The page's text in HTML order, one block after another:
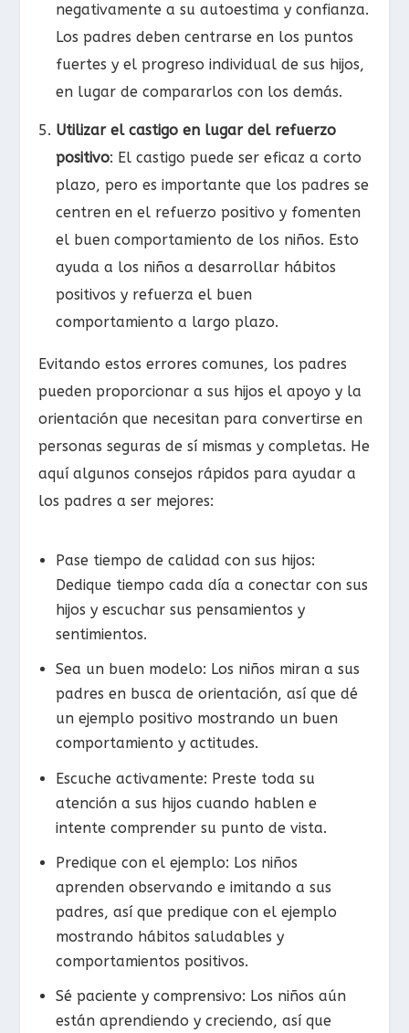
negativamente a su autoestima y confianza.
Los padres deben centrarse en los puntos
fuertes y el progreso individual de sus hijos,
en lugar de compararlos con los demás.
Utilizar el castigo en lugar del refuerzo
positivo: El castigo puede ser eficaz a corto
plazo, pero es importante que los padres se
centren en el refuerzo positivo y fomenten
el buen comportamiento de los niños. Esto
ayuda a los niños a desarrollar hábitos
positivos y refuerza el buen
comportamiento a largo plazo.
Evitando estos errores comunes, los padres
pueden proporcionar a sus hijos el apoyo y la
orientación que necesitan para convertirse en
personas seguras de sí mismas y completas. He
aquí algunos consejos rápidos para ayudar a
los padres a ser mejores:
Pase tiempo de calidad con sus hijos:
Dedique tiempo cada día a conectar con sus
hijos y escuchar sus pensamientos y
sentimientos.
Sea un buen modelo: Los niños miran a sus
padres en busca de orientación, así que dé
un ejemplo positivo mostrando un buen
comportamiento y actitudes.
Escuche activamente: Preste toda su
atención a sus hijos cuando hablen e
intente comprender su punto de vista.
Predique con el ejemplo: Los niños
aprenden observando e imitando a sus
padres, así que predique con el ejemplo
mostrando hábitos saludables y
comportamientos positivos.
Sé paciente y comprensivo: Los niños aún
están aprendiendo y creciendo, así que